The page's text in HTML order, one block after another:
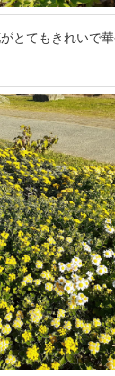
とてもきれいで